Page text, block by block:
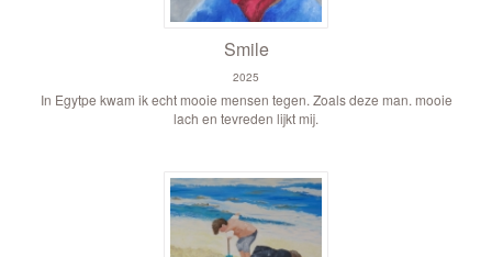
Smile
2025
In Egytpe kwam ik echt mooie mensen tegen. Zoals deze man. mooie
lach en tevreden lijkt mij.